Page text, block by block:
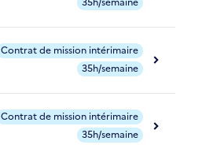
Contrat de mission intérimaire
35h/semaine
Contrat de mission intérimaire
35h/semaine